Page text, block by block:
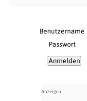
Benutzername
Passwort